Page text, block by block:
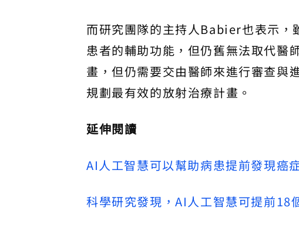
而研究團隊的主持人Babier也表示，
患者的輔助功能，但仍舊無法取代醫
畫，但仍需要交由醫師來進行審查與
規劃最有效的放射治療計畫。
延伸閱讀
AI人工智慧可以幫助病患提前發現癌
科學研究發現，AI人工智慧可提前18